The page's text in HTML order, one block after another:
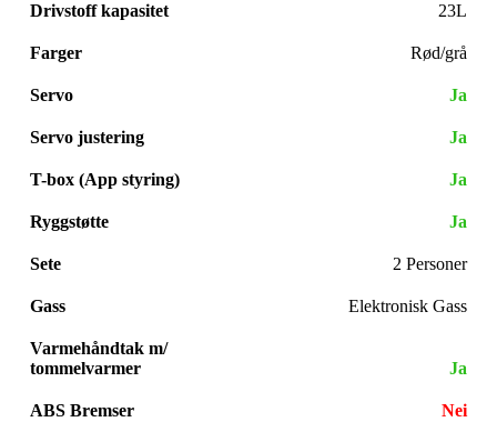
Drivstoff kapasitet 23L
Farger Rød/grå
Servo Ja
Servo justering Ja
T-box (App styring) Ja
Ryggstøtte Ja
Sete 2 Personer
Gass Elektronisk Gass
Varmehåndtak m/
tommelvarmer
Ja
ABS Bremser Nei